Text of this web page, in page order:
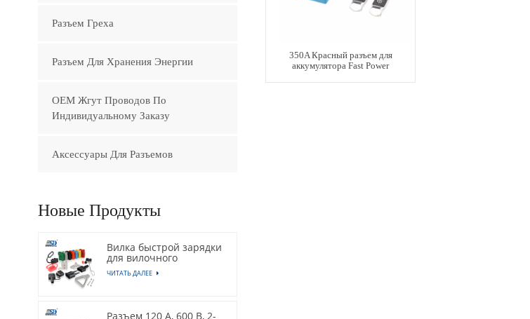
350A Красный разъем для
аккумулятора Fast Power
Разъем Греха
Разъем Для Хранения Энергии
OEM Жгут Проводов По
Индивидуальному Заказу
Аксессуары Для Разъемов
Новые Продукты
Вилка быстрой зарядки
для вилочного
погрузчика, 50 А, 600 В
ЧИТАТЬ ДАЛЕЕ
Разъем 120 А, 600 В, 2-